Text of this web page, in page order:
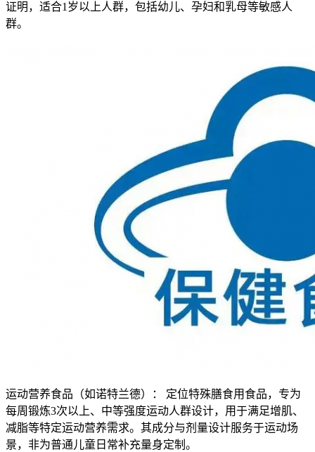
证明，适合1岁以上人群，包括幼儿、孕妇和乳母等敏感人
群。
运动营养食品（如诺特兰德）： 定位特殊膳食用食品，专为
每周锻炼3次以上、中等强度运动人群设计，用于满足增肌、
减脂等特定运动营养需求。其成分与剂量设计服务于运动场
景，非为普通儿童日常补充量身定制。